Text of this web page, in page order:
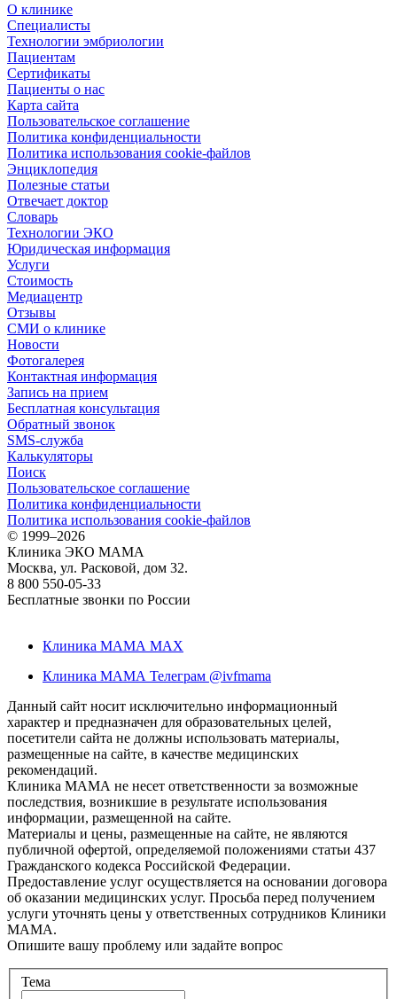
О клинике
Специалисты
Технологии эмбриологии
Пациентам
Сертификаты
Пациенты о нас
Карта сайта
Пользовательское соглашение
Политика конфиденциальности
Политика использования cookie-файлов
Энциклопедия
Полезные статьи
Отвечает доктор
Словарь
Технологии ЭКО
Юридическая информация
Услуги
Стоимость
Медиацентр
Отзывы
СМИ о клинике
Новости
Фотогалерея
Контактная информация
Запись на прием
Бесплатная консультация
Обратный звонок
SMS-служба
Калькуляторы
Поиск
Пользовательское соглашение
Политика конфиденциальности
Политика использования cookie-файлов
© 1999–2026
Клиника ЭКО МАМА
Москва, ул. Расковой, дом 32.
8 800 550-05-33
Бесплатные звонки по России
Клиника МАМА MAX
Клиника МАМА Телеграм @ivfmama
Данный сайт носит исключительно информационный
характер и предназначен для образовательных целей,
посетители сайта не должны использовать материалы,
размещенные на сайте, в качестве медицинских
рекомендаций.
Клиника МАМА не несет ответственности за возможные
последствия, возникшие в результате использования
информации, размещенной на сайте.
Материалы и цены, размещенные на сайте, не являются
публичной офертой, определяемой положениями статьи 437
Гражданского кодекса Российской Федерации.
Предоставление услуг осуществляется на основании договора
об оказании медицинских услуг. Просьба перед получением
услуги уточнять цены у ответственных сотрудников Клиники
МАМА.
Опишите вашу проблему или задайте вопрос
Тема